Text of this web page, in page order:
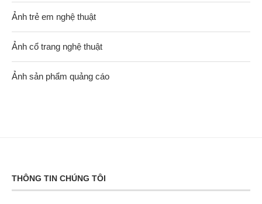
Ảnh trẻ em nghệ thuật
Ảnh cổ trang nghệ thuật
Ảnh sản phẩm quảng cáo
THÔNG TIN CHÚNG TÔI